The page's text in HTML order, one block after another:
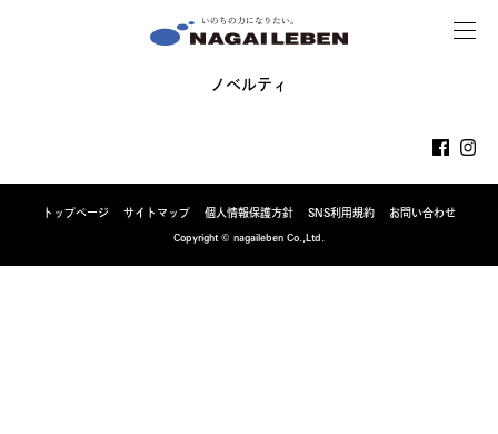
MENU
ノベルティ
トップページ サイトマップ 個人情報保護方針 SNS利用規約
お問い合わせ
Copyright © nagaileben Co.,Ltd.